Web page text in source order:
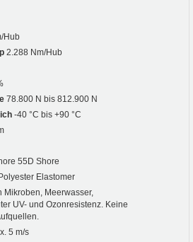
Hub
2.288 Nm/Hub
78.800 N bis 812.900 N
-40 °C bis +90 °C
55D Shore
Elastomer
Mikroben, Meerwasser,
UV- und Ozonresistenz. Keine
5 m/s